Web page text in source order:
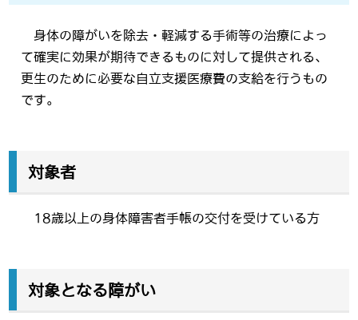
身体の障がいを除去・軽減する手術等の治療によっ
て確実に効果が期待できるものに対して提供される、
更生のために必要な自立支援医療費の支給を行うもの
です。
対象者
18歳以上の身体障害者手帳の交付を受けている方
対象となる障がい